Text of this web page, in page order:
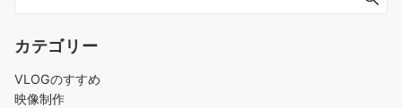
カテゴリー
VLOGのすすめ
映像制作